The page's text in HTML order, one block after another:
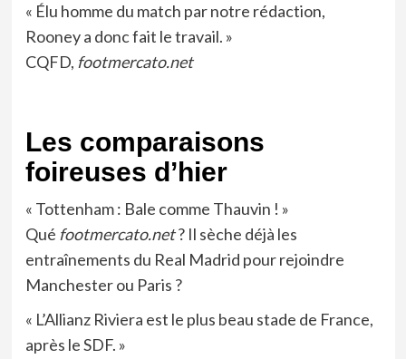
« Élu homme du match par notre rédaction,
Rooney a donc fait le travail. »
CQFD, footmercato.net
Les comparaisons
foireuses d’hier
« Tottenham : Bale comme Thauvin ! »
Qué footmercato.net? Il sèche déjà les
entraînements du Real Madrid pour rejoindre
Manchester ou Paris ?
« L’Allianz Riviera est le plus beau stade de France,
après le SDF. »